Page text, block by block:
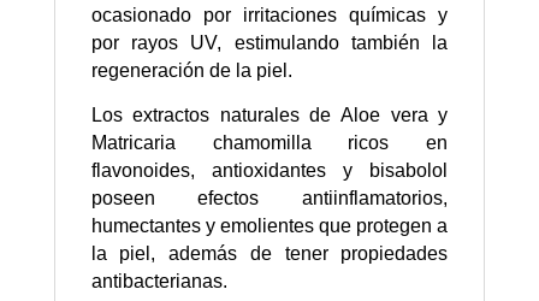
ocasionado por irritaciones químicas y
por rayos UV, estimulando también la
regeneración de la piel.
Los extractos naturales de Aloe vera y
Matricaria chamomilla ricos en
flavonoides, antioxidantes y bisabolol
poseen efectos antiinflamatorios,
humectantes y emolientes que protegen a
la piel, además de tener propiedades
antibacterianas.